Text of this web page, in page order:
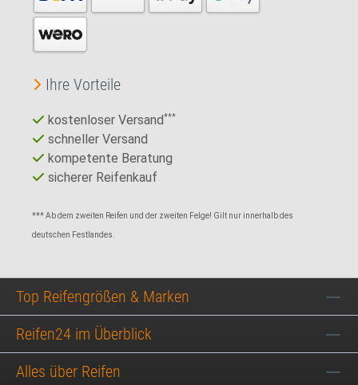
Ihre Vorteile
kostenloser Versand***
schneller Versand
kompetente Beratung
sicherer Reifenkauf
*** Ab dem zweiten Reifen und der zweiten Felge! Gilt nur innerhalb des
deutschen Festlandes.
Top Reifengrößen & Marken
Reifen24 im Überblick
Alles über Reifen